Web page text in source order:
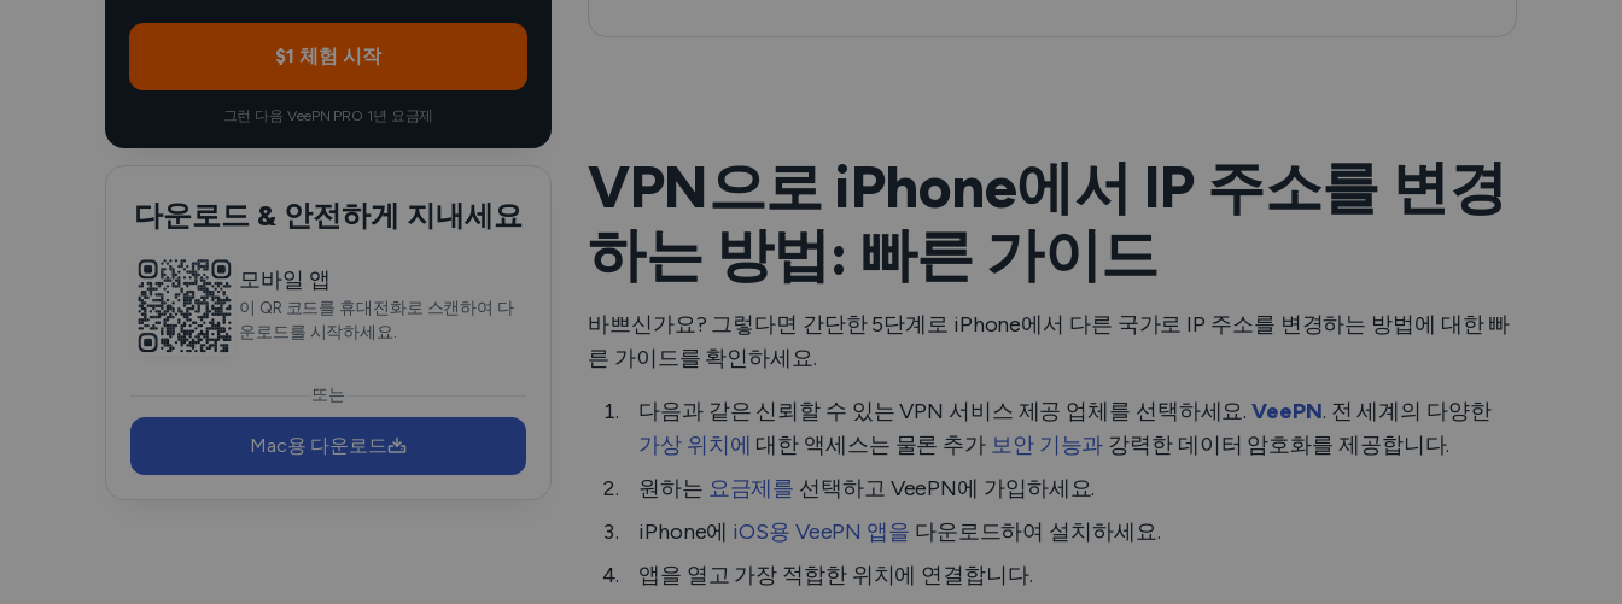
$1 체험 시작
그런 다음 VeePN PRO 1년 요금제
다운로드 & 안전하게 지내세요
모바일 앱
이 QR 코드를 휴대전화로 스캔하여 다
운로드를 시작하세요.
또는
Mac용 다운로드
VPN으로 iPhone에서 IP 주소를 변경
하는 방법: 빠른 가이드
바쁘신가요? 그렇다면 간단한 5단계로 iPhone에서 다른 국가로 IP 주소를 변경하는 방법에 대한 빠
른 가이드를 확인하세요.
다음과 같은 신뢰할 수 있는 VPN 서비스 제공 업체를 선택하세요.VeePN. 전 세계의 다양한
가상 위치에 대한 액세스는 물론 추가 보안 기능과 강력한 데이터 암호화를 제공합니다.
원하는 요금제를 선택하고 VeePN에 가입하세요.
iPhone에 iOS용 VeePN 앱을 다운로드하여 설치하세요.
앱을 열고 가장 적합한 위치에 연결합니다.